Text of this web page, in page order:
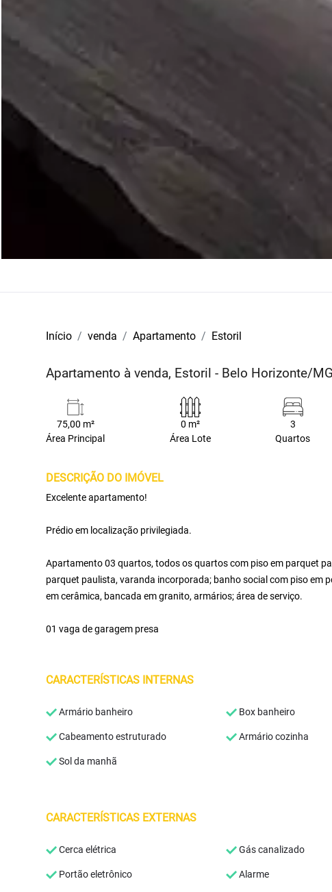
Início venda Apartamento Estoril
Apartamento à venda, Estoril - Belo Horizonte/MG
75,00 m²
Área Principal
0 m²
Área Lote
3
Quartos
DESCRIÇÃO DO IMÓVEL
Excelente apartamento!
Prédio em localização privilegiada.
Apartamento 03 quartos, todos os quartos com piso em parquet
parquet paulista, varanda incorporada; banho social com piso em
em cerâmica, bancada em granito, armários; área de serviço.
01 vaga de garagem presa
CARACTERÍSTICAS INTERNAS
Armário banheiro Box banheiro
Cabeamento estruturado Armário cozinha
Sol da manhã
CARACTERÍSTICAS EXTERNAS
Cerca elétrica Gás canalizado
Portão eletrônico Alarme